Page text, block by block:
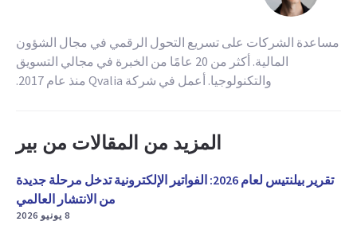
مساعدة الشركات على تسريع التحول الرقمي في مجال الشؤون
المالية. أكثر من 20 عامًا من الخبرة في مجالي التسويق
والتكنولوجيا. أعمل في شركة Qvalia منذ عام 2017.
المزيد من المقالات من بير
تقرير بيلنتيس لعام 2026: الفواتير الإلكترونية تدخل مرحلة جديدة
من الانتشار العالمي
8 يونيو 2026